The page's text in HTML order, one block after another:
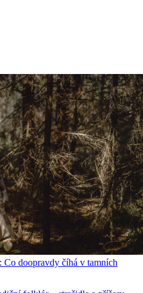
Co doopravdy číhá v tamních